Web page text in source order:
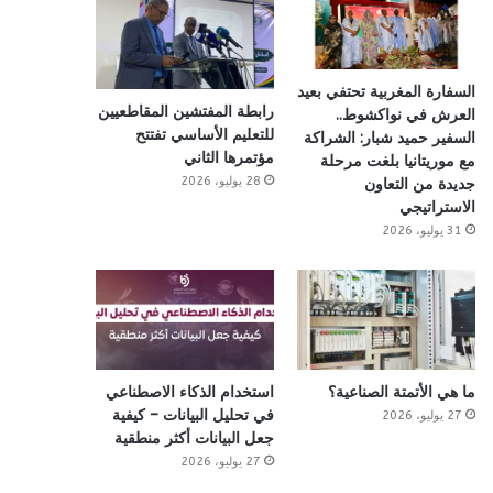
السفارة المغربية تحتفي بعيد
العرش في نواكشوط..
السفير حميد شبار: الشراكة
مع موريتانيا بلغت مرحلة
جديدة من التعاون
الاستراتيجي
31 يوليو، 2026
رابطة المفتشين المقاطعيين
للتعليم الأساسي تفتتح
مؤتمرها الثاني
28 يوليو، 2026
ما هي الأتمتة الصناعية؟
27 يوليو، 2026
استخدام الذكاء الاصطناعي
في تحليل البيانات – كيفية
جعل البيانات أكثر منطقية
27 يوليو، 2026